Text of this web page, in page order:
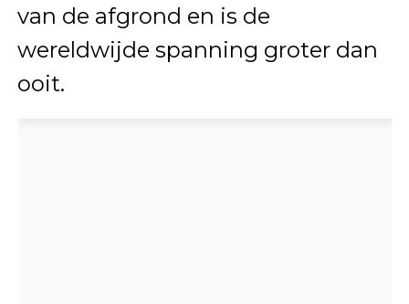
van de afgrond en is de
wereldwijde spanning groter dan
ooit.